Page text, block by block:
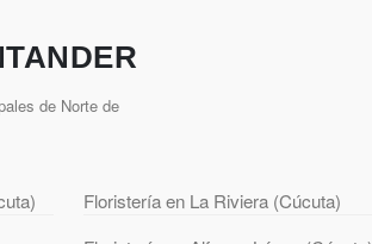
de Norte de
Floristería en La Riviera (Cúcuta)